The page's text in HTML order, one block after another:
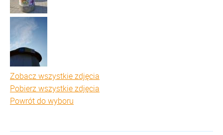
Zobacz wszystkie zdjęcia
Pobierz wszystkie zdjęcia
Powrót do wyboru